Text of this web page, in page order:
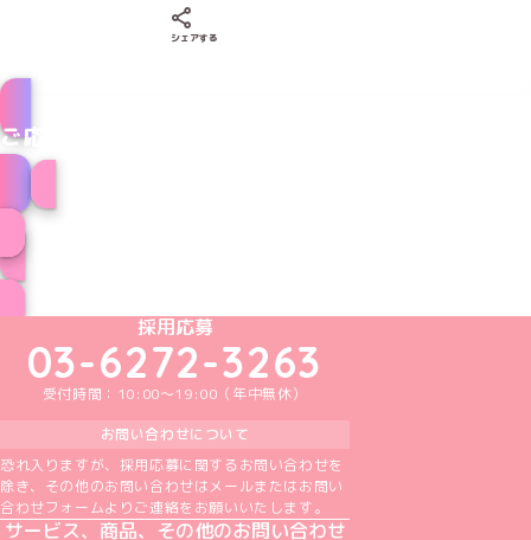
シェアする
ご応募はこちら
めいどりーみんTikTok公式アカウント
めいどりーみんX公式アカウント
めいどりーみんInstagram公式アカウント
めいどりーみんFacebook公式アカウン
めいどりーみんYouTube公式アカ
採用応募
03-6272-3263
受付時間：10:00～19:00（年中無休）
お問い合わせについて
恐れ入りますが、採用応募に関するお問い合わせを
除き、その他のお問い合わせはメールまたはお問い
合わせフォームよりご連絡をお願いいたします。
サービス、商品、その他のお問い合わせ